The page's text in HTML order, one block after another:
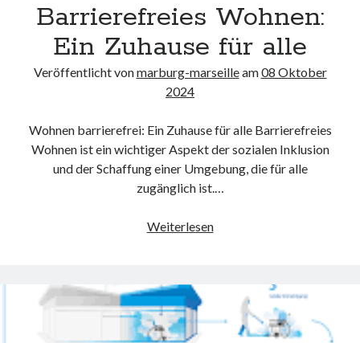
Barrierefreies Wohnen:
Ein Zuhause für alle
Veröffentlicht vonmarburg-marseilleam08 Oktober
2024
Wohnen barrierefrei: Ein Zuhause für alle Barrierefreies
Wohnen ist ein wichtiger Aspekt der sozialen Inklusion
und der Schaffung einer Umgebung, die für alle
zugänglich ist.…
WeiterlesenBarrierefreies
alle